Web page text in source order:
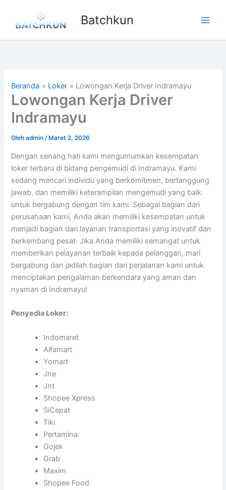
konten
Batchkun
Beranda Loker Lowongan Kerja Driver Indramayu
Lowongan Kerja Driver
Indramayu
Olehadmin/ Maret 2, 2026
Dengan senang hati kami mengumumkan kesempatan
loker terbaru di bidang pengemudi di Indramayu. Kami
sedang mencari individu yang berkomitmen, bertanggung
jawab, dan memiliki keterampilan mengemudi yang baik
untuk bergabung dengan tim kami. Sebagai bagian dari
perusahaan kami, Anda akan memiliki kesempatan untuk
menjadi bagian dari layanan transportasi yang inovatif dan
berkembang pesat. Jika Anda memiliki semangat untuk
memberikan pelayanan terbaik kepada pelanggan, mari
bergabung dan jadilah bagian dari perjalanan kami untuk
menciptakan pengalaman berkendara yang aman dan
nyaman di Indramayu!
Penyedia Loker:
Indomaret
Alfamart
Yomart
Jne
Jnt
Shopee Xpress
SiCepat
Tiki
Pertamina
Gojek
Grab
Maxim
Shopee Food